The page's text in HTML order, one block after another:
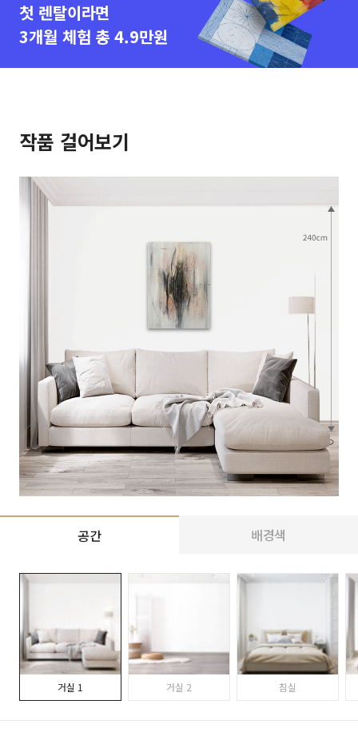
첫 렌탈이라면
3개월 체험 총 4.9만원
작품 걸어보기
공간 배경색
거실 1 거실 2 침실